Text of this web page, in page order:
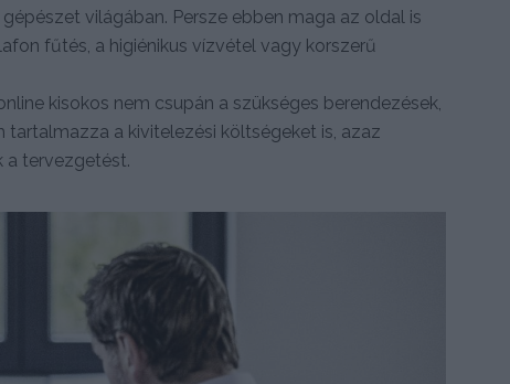
világában. Persze ebben maga az oldal is
fűtés, a higiénikus vízvétel vagy korszerű
kisokos nem csupán a szükséges berendezések,
a kivitelezési költségeket is, azaz
tervezgetést.